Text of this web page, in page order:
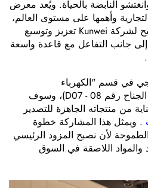
مدينة قوانغتشو النابضة بالحياة. ويُعد معرض
وأهمها على مستوى العالم،
منصة استثنائية لا مثيل لها تتيح لشركة Kunwei تعزيز وتوسيع
جانب التفاعل مع قاعدة واسعة
في قسم "الكهرباء
والإلكترونيات" (القاعة 11.2، الجناح رقم D07 - 08)، وسوف
من منتجاته الجاهزة للتصدير
. ويمثل هذا المشاركة خطوة
لأن نصبح المزود الرئيسي
والمواد اللاصقة في السوق